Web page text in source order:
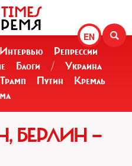
EN
Интервью
Репрессии
Блоги /
Украина
Трамп Путин
Кремль
БЕРЛИН —